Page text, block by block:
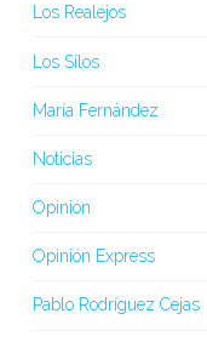
Los Realejos
Los Silos
María Fernández
Noticias
Opinión
Opinión Express
Pablo Rodríguez Cejas